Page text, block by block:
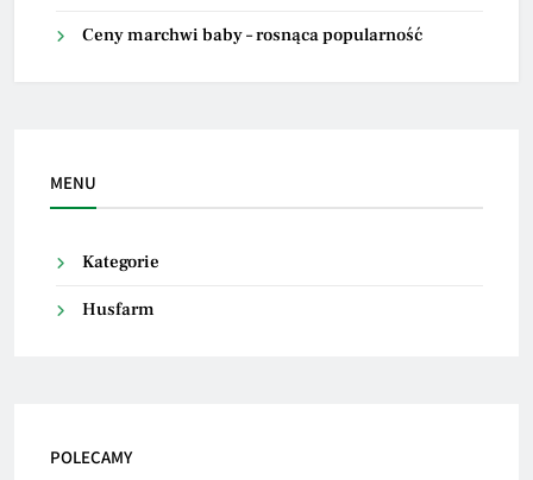
Ceny marchwi baby – rosnąca popularność
MENU
Kategorie
Husfarm
POLECAMY